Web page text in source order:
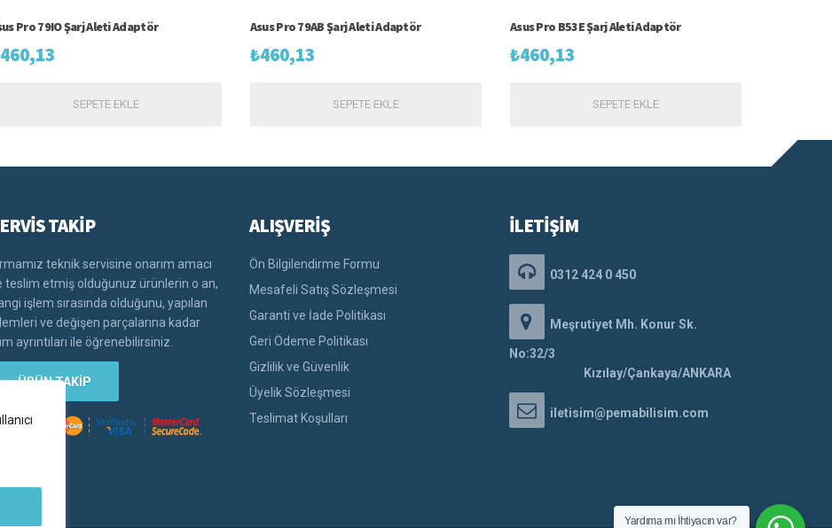
Pro 79IO Şarj Aleti Adaptör
460,13
SEPETE EKLE
Asus Pro 79AB Şarj Aleti Adaptör
₺460,13
SEPETE EKLE
Asus Pro B53E Şarj Aleti Adaptör
₺460,13
SEPETE EKLE
TAKİP
teknik servisine onarım amacı
teslim etmiş olduğunuz ürünlerin o an,
işlem sırasında olduğunu, yapılan
ve değişen parçalarına kadar
ayrıntıları ile öğrenebilirsiniz.
ÜRÜN TAKİP
ALIŞVERİŞ
Ön Bilgilendirme Formu
Mesafeli Satış Sözleşmesi
Garanti ve İade Politikası
Geri Ödeme Politikası
Gizlilik ve Güvenlik
Üyelik Sözleşmesi
Teslimat Koşulları
İLETİŞİM
0312 424 0 450
Meşrutiyet Mh. Konur Sk.
No:32/3
Kızılay/Çankaya/ANKARA
iletisim@pemabilisim.com
Yardıma mı İhtiyacın var?